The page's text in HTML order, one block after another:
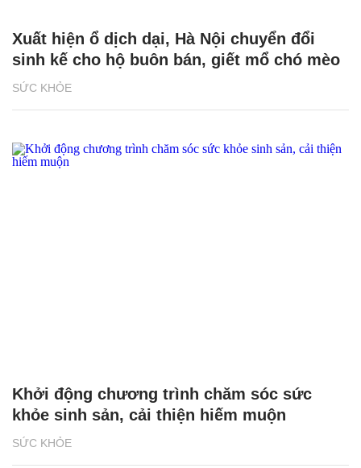
SỨC KHỎE
Xuất hiện ổ dịch dại, Hà Nội chuyển đổi
sinh kế cho hộ buôn bán, giết mổ chó mèo
SỨC KHỎE
Khởi động chương trình chăm sóc sức
khỏe sinh sản, cải thiện hiếm muộn